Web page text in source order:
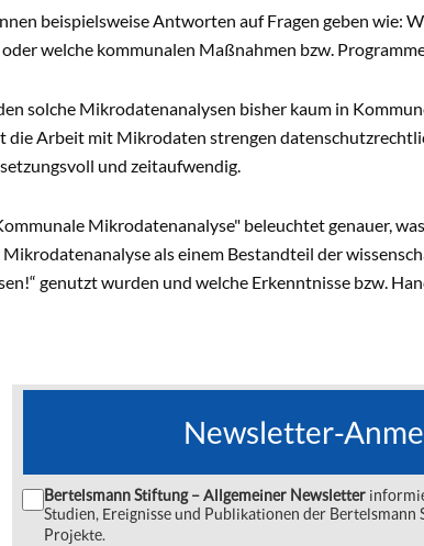
beispielsweise Antworten auf Fragen geben wie:
welche kommunalen Maßnahmen bzw.
solche Mikrodatenanalysen bisher kaum in
die Arbeit mit Mikrodaten strengen
und zeitaufwendig.
Mikrodatenanalyse" beleuchtet genauer,
Mikrodatenanalyse als einem Bestandteil der
genutzt wurden und welche Erkenntnisse bzw.
Newsletter-
Bertelsmann Stiftung – Allgemeiner Newsletter
Studien, Ereignisse und Publikationen der
Projekte.